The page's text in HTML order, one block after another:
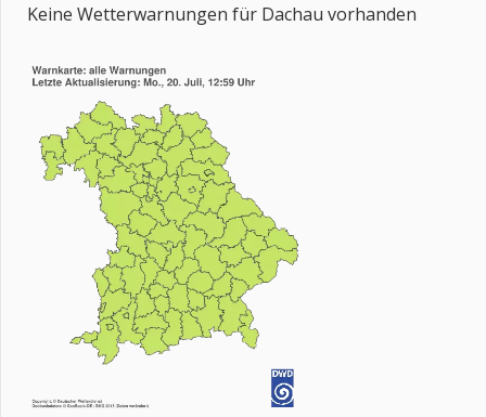
Keine Wetterwarnungen für Dachau vorhanden